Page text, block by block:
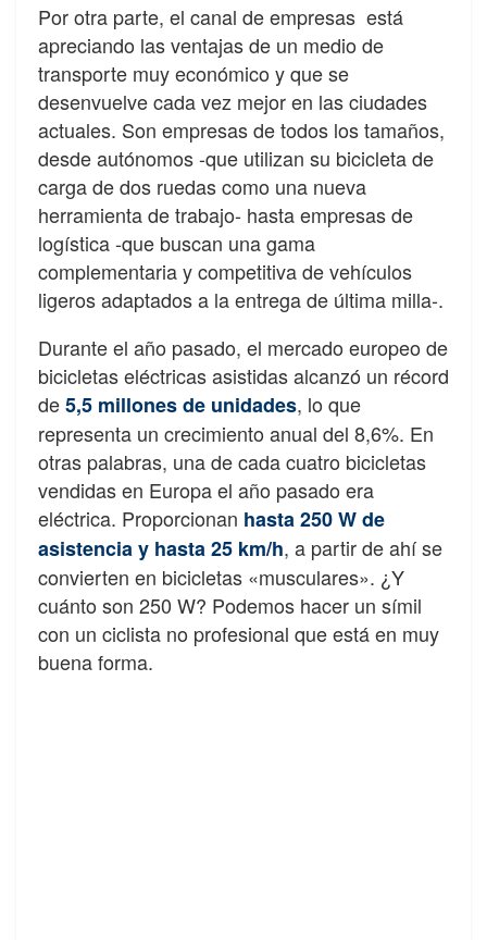
Por otra parte, el canal de empresas está
apreciando las ventajas de un medio de
transporte muy económico y que se
desenvuelve cada vez mejor en las ciudades
actuales. Son empresas de todos los tamaños,
desde autónomos -que utilizan su bicicleta de
carga de dos ruedas como una nueva
herramienta de trabajo- hasta empresas de
logística -que buscan una gama
complementaria y competitiva de vehículos
ligeros adaptados a la entrega de última milla-.
Durante el año pasado, el mercado europeo de
bicicletas eléctricas asistidas alcanzó un récord
de5,5 millones de unidades, lo que
representa un crecimiento anual del 8,6%. En
otras palabras, una de cada cuatro bicicletas
vendidas en Europa el año pasado era
eléctrica. Proporcionan hasta 250 W de
asistencia y hasta 25 km/h, a partir de ahí se
convierten en bicicletas «musculares». ¿Y
cuánto son 250 W? Podemos hacer un símil
con un ciclista no profesional que está en muy
buena forma.